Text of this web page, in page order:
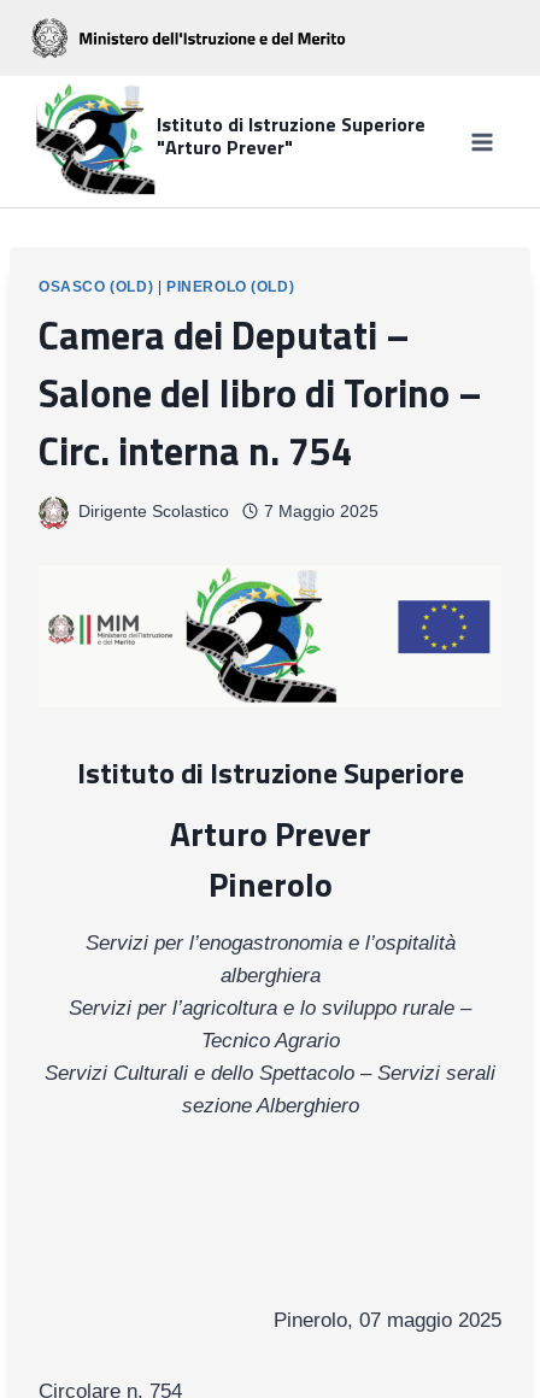
Salta
contenuto
Istituto di Istruzione Superiore
"Arturo Prever"
OSASCO (OLD) PINEROLO (OLD)
Camera dei Deputati –
Salone del libro di Torino –
Circ. interna n. 754
Dirigente Scolastico 7 Maggio 2025
Istituto di Istruzione Superiore
Arturo Prever
Pinerolo
Servizi per l’enogastronomia e l’ospitalità
alberghiera
Servizi per l’agricoltura e lo sviluppo rurale –
Tecnico Agrario
Servizi Culturali e dello Spettacolo – Servizi serali
sezione Alberghiero
Pinerolo, 07 maggio 2025
Circolare n. 754